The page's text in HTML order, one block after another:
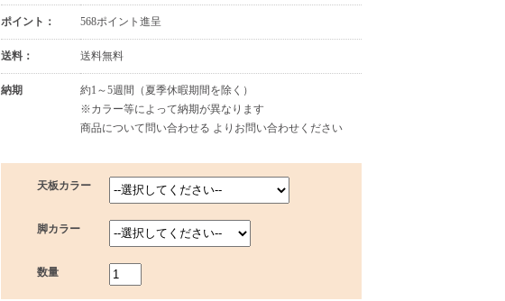
ポイント： 568ポイント進呈
送料： 送料無料
納期
約1～5週間（夏季休暇期間を除く）
※カラー等によって納期が異なります
商品について問い合わせる よりお問い合わせください
天板カラー
脚カラー
数量